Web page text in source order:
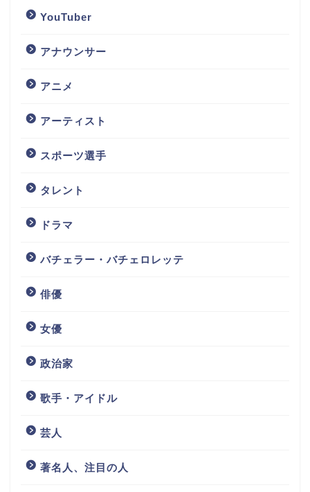
YouTuber
アナウンサー
アニメ
アーティスト
スポーツ選手
タレント
ドラマ
バチェラー・バチェロレッテ
俳優
女優
政治家
歌手・アイドル
芸人
著名人、注目の人